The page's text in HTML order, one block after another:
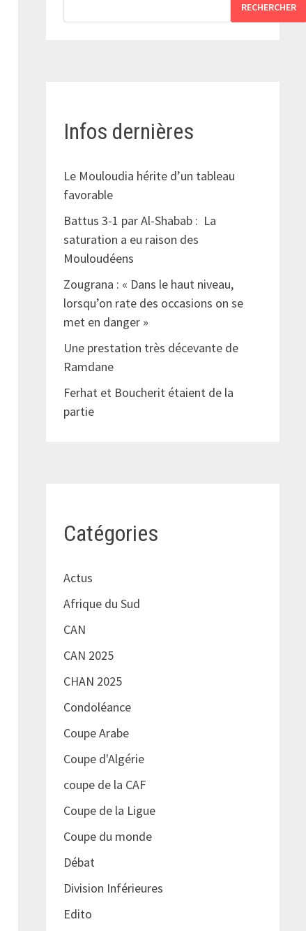
RECHERCHER
Infos dernières
Le Mouloudia hérite d’un tableau
favorable
Battus 3-1 par Al-Shabab : La
saturation a eu raison des
Mouloudéens
Zougrana : « Dans le haut niveau,
lorsqu’on rate des occasions on se
met en danger »
Une prestation très décevante de
Ramdane
Ferhat et Boucherit étaient de la
partie
Catégories
Actus
Afrique du Sud
CAN
CAN 2025
CHAN 2025
Condoléance
Coupe Arabe
Coupe d'Algérie
coupe de la CAF
Coupe de la Ligue
Coupe du monde
Débat
Division Inférieures
Edito